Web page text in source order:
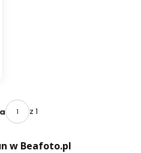
z 1
w Beafoto.pl